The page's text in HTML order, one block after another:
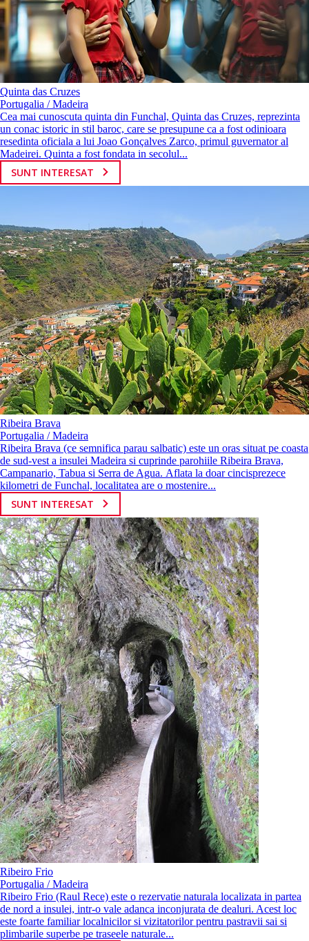
Quinta das Cruzes
Portugalia / Madeira
Cea mai cunoscuta quinta din Funchal, Quinta das Cruzes, reprezinta
un conac istoric in stil baroc, care se presupune ca a fost odinioara
resedinta oficiala a lui Joao Gonçalves Zarco, primul guvernator al
Madeirei. Quinta a fost fondata in secolul...
SUNT INTERESAT
Ribeira Brava
Portugalia / Madeira
Ribeira Brava (ce semnifica parau salbatic) este un oras situat pe coasta
de sud-vest a insulei Madeira si cuprinde parohiile Ribeira Brava,
Campanario, Tabua si Serra de Agua. Aflata la doar cincisprezece
kilometri de Funchal, localitatea are o mostenire...
SUNT INTERESAT
Ribeiro Frio
Portugalia / Madeira
Ribeiro Frio (Raul Rece) este o rezervatie naturala localizata in partea
de nord a insulei, intr-o vale adanca inconjurata de dealuri. Acest loc
este foarte familiar localnicilor si vizitatorilor pentru pastravii sai si
plimbarile superbe pe traseele naturale...